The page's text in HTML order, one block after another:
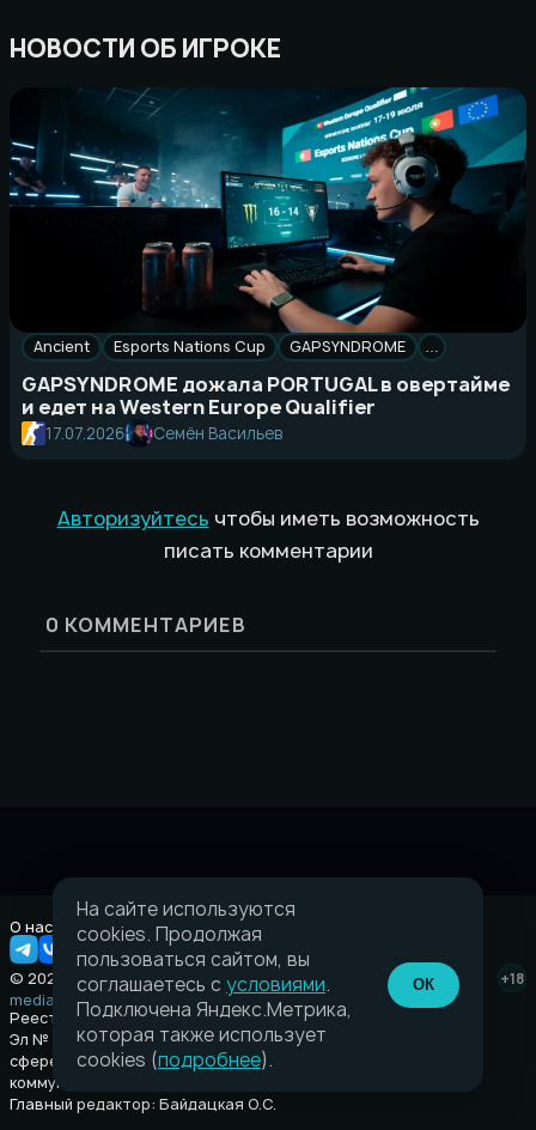
НОВОСТИ ОБ ИГРОКЕ
Ancient Esports Nations Cup GAPSYNDROME …
GAPSYNDROME дожала PORTUGAL в овертайме
и едет на Western Europe Qualifier
17.07.2026 Семён Васильев
Авторизуйтесь чтобы иметь возможность
писать комментарии
0 КОММЕНТАРИЕВ
О нас Правовая информация
© 2026 Taverna.gg
+18
media@taverna.gg
Реестровая запись:
Эл № ФС77-89710 выдано Федеральной службой по надзору в
сфере связи, информационных технологий и массовых
коммуникаций (Роскомнадзор) от 08 июля 2025.
Главный редактор: Байдацкая О.С.
На сайте используются
cookies. Продолжая
пользоваться сайтом, вы
соглашаетесь с условиями.
Подключена Яндекс.Метрика,
которая также использует
cookies (подробнее).
ОК